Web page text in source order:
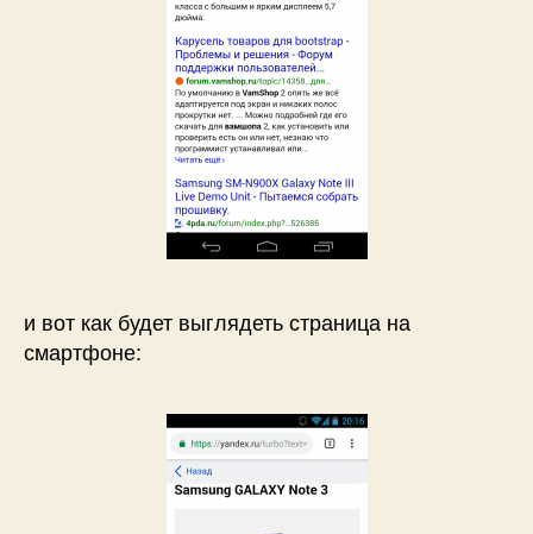
и вот как будет выглядеть страница на
смартфоне: